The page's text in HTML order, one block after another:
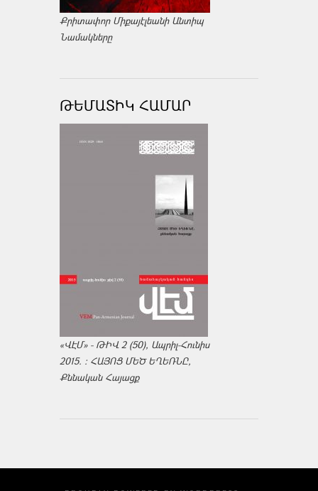
Քրիտափոր Միքայէլեանի Անտիպ
Նամակները
ԹԵՄԱՏԻԿ ՀԱՄԱՐ
«ՎԷՄ» - ԹԻՎ 2 (50), Ապրիլ-Հունիս
2015. : ՀԱՅՈՑ ՄԵԾ ԵՂԵՌՆԸ,
Քննական Հայացք